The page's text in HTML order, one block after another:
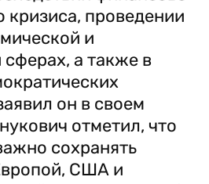
кризиса, проведении
и
сферах, а также в
он в своем
отметил, что
сохранять
США и